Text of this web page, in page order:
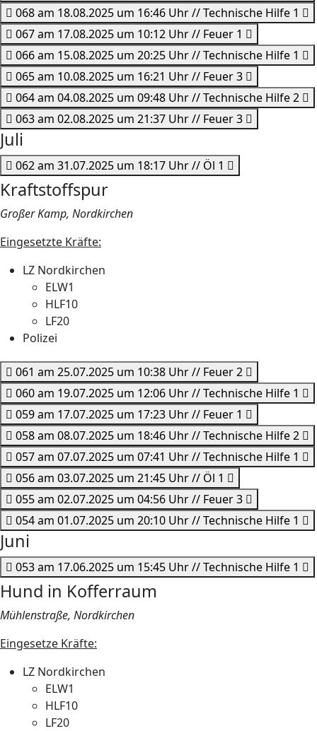
068 am 18.08.2025 um 16:46 Uhr // Technische Hilfe 1
067 am 17.08.2025 um 10:12 Uhr // Feuer 1
066 am 15.08.2025 um 20:25 Uhr // Technische Hilfe 1
065 am 10.08.2025 um 16:21 Uhr // Feuer 3
064 am 04.08.2025 um 09:48 Uhr // Technische Hilfe 2
063 am 02.08.2025 um 21:37 Uhr // Feuer 3
Juli
062 am 31.07.2025 um 18:17 Uhr // Öl 1
Kraftstoffspur
Großer Kamp, Nordkirchen
Eingesetzte Kräfte:
LZ Nordkirchen
ELW1
HLF10
LF20
Polizei
061 am 25.07.2025 um 10:38 Uhr // Feuer 2
060 am 19.07.2025 um 12:06 Uhr // Technische Hilfe 1
059 am 17.07.2025 um 17:23 Uhr // Feuer 1
058 am 08.07.2025 um 18:46 Uhr // Technische Hilfe 2
057 am 07.07.2025 um 07:41 Uhr // Technische Hilfe 1
056 am 03.07.2025 um 21:45 Uhr // Öl 1
055 am 02.07.2025 um 04:56 Uhr // Feuer 3
054 am 01.07.2025 um 20:10 Uhr // Technische Hilfe 1
Juni
053 am 17.06.2025 um 15:45 Uhr // Technische Hilfe 1
Hund in Kofferraum
Mühlenstraße, Nordkirchen
Eingesetze Kräfte:
LZ Nordkirchen
ELW1
HLF10
LF20